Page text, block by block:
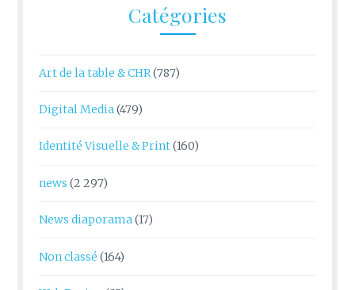
Catégories
Art de la table & CHR(787)
Digital Media(479)
Identité Visuelle & Print(160)
news (2 297)
News diaporama(17)
Non classé (164)